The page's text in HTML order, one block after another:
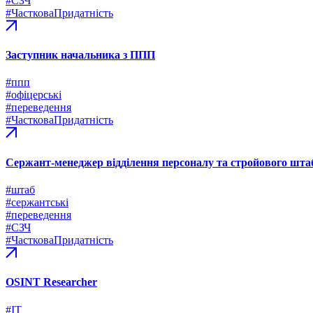
#ЧастковаПридатність
Заступник начальника з ППП
#ппп
#офіцерські
#переведення
#ЧастковаПридатність
Сержант-менеджер відділення персоналу та стройового
#штаб
#сержантські
#переведення
#СЗЧ
#ЧастковаПридатність
OSINT Researcher
#ІТ